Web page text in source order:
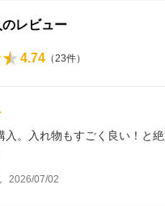
レビュー
4.74 （23件）
入。入れ物もすごく良い！と
2026/07/02